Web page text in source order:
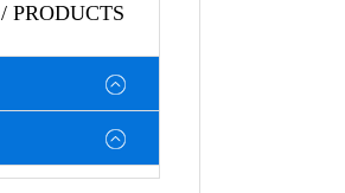
/ PRODUCTS